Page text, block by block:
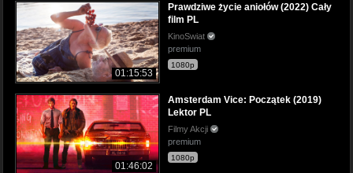
01:15:53
Prawdziwe życie aniołów (2022) Cały
film PL
KinoSwiat
premium
1080p
01:46:02
Amsterdam Vice: Początek (2019)
Lektor PL
Filmy Akcji
premium
1080p